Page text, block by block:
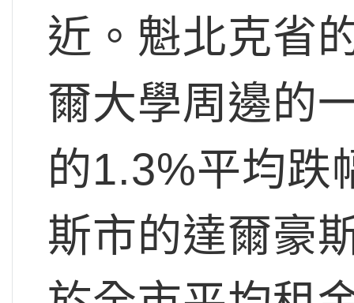
近。魁北克省
爾大學周邊的
的1.3%平均跌
斯市的達爾豪